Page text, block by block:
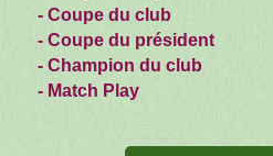
- Coupe du club
- Coupe du président
- Champion du club
- Match Play